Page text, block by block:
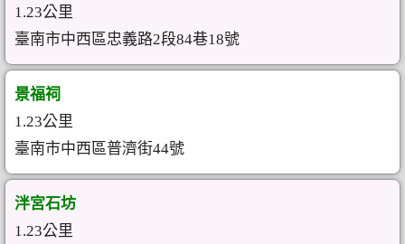
1.23公里
臺南市中西區忠義路2段84巷18號
景福祠
1.23公里
臺南市中西區普濟街44號
泮宮石坊
1.23公里